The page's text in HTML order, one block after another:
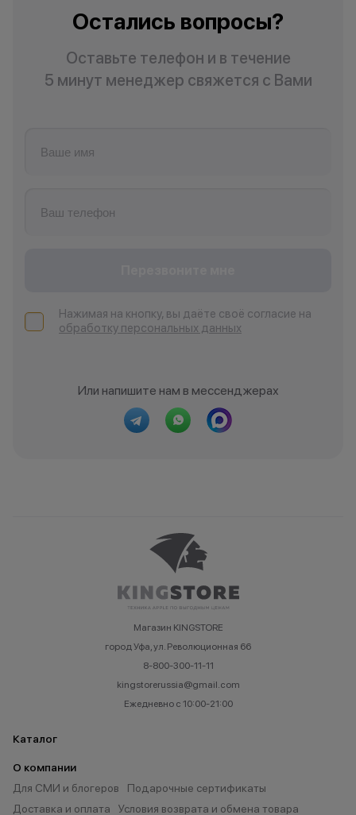
Остались вопросы?
Оставьте телефон и в течение
5 минут менеджер свяжется с Вами
Нажимая на кнопку, вы даёте своё согласие на
обработку персональных данных
Или напишите нам в мессенджерах
Магазин KINGSTORE
город Уфа, ул. Революционная 66
8-800-300-11-11
kingstorerussia@gmail.com
Ежедневно с 10:00-21:00
Каталог
О компании
Для СМИ и блогеров
Подарочные сертификаты
Доставка и оплата
Условия возврата и обмена товара